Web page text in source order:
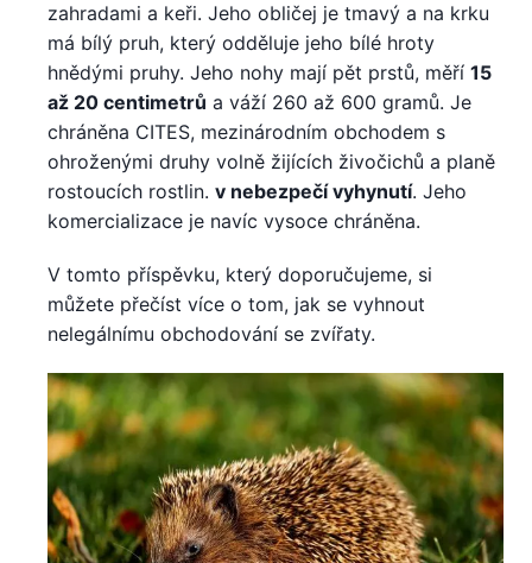
zahradami a keři. Jeho obličej je tmavý a na krku
má bílý pruh, který odděluje jeho bílé hroty
hnědými pruhy. Jeho nohy mají pět prstů, měří 15
až 20 centimetrů a váží 260 až 600 gramů. Je
chráněna CITES, mezinárodním obchodem s
ohroženými druhy volně žijících živočichů a planě
rostoucích rostlin. v nebezpečí vyhynutí. Jeho
komercializace je navíc vysoce chráněna.
V tomto příspěvku, který doporučujeme, si
můžete přečíst více o tom, jak se vyhnout
nelegálnímu obchodování se zvířaty.